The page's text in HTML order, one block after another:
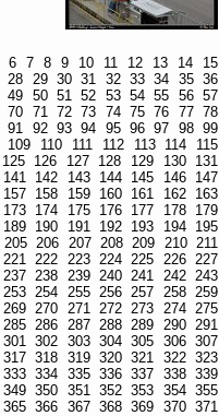
6 7 8 9 10 11 12 13 14
15
28 29 30 31 32 33 34 35 36
49 50 51 52 53 54 55 56 57
70 71 72 73 74 75 76 77 78
91 92 93 94 95 96 97 98 99
109 110 111 112 113 114
115
125 126 127 128 129 130
131
141 142 143 144 145 146
147
157 158 159 160 161 162
163
173 174 175 176 177 178
179
189 190 191 192 193 194
195
205 206 207 208 209 210 211
221 222 223 224 225 226 227
237 238 239 240 241 242 243
253 254 255 256 257 258 259
269 270 271 272 273 274 275
285 286 287 288 289 290 291
301 302 303 304 305 306 307
317 318 319 320 321 322 323
333 334 335 336 337 338 339
349 350 351 352 353 354 355
365 366 367 368 369 370 371